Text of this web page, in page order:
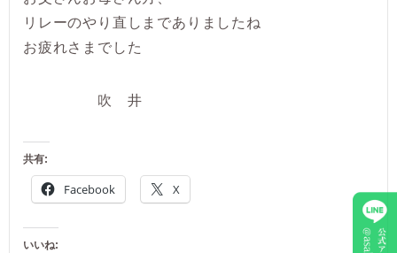
リレーのやり直しまでありましたね
お疲れさまでした
吹 井
共有:
Facebook X
いいね: